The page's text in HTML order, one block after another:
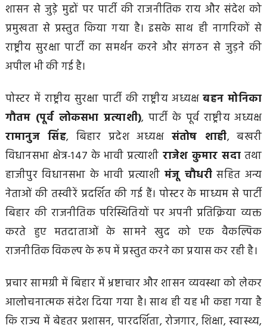
शासन से जुड़े मुद्दों पर पार्टी की राजनीतिक राय और संदेश को
प्रमुखता से प्रस्तुत किया गया है। इसके साथ ही नागरिकों से
राष्ट्रीय सुरक्षा पार्टी का समर्थन करने और संगठन से जुड़ने की
अपील भी की गई है।
पोस्टर में राष्ट्रीय सुरक्षा पार्टी की राष्ट्रीय अध्यक्षबहन मोनिका
गौतम (पूर्व लोकसभा प्रत्याशी), पार्टी के पूर्व राष्ट्रीय अध्यक्ष
रामानुज सिंह, बिहार प्रदेश अध्यक्ष संतोष शाही, बखरी
विधानसभा क्षेत्र-147 के भावी प्रत्याशी राजेश कुमार सदातथा
हाजीपुर विधानसभा के भावी प्रत्याशीमंजू चौधरीसहित अन्य
नेताओं की तस्वीरें प्रदर्शित की गई हैं। पोस्टर के माध्यम से पार्टी
बिहार की राजनीतिक परिस्थितियों पर अपनी प्रतिक्रिया व्यक्त
करते हुए मतदाताओं के सामने खुद को एक वैकल्पिक
राजनीतिक विकल्प के रूप में प्रस्तुत करने का प्रयास कर रही है।
प्रचार सामग्री में बिहार में भ्रष्टाचार और शासन व्यवस्था को लेकर
आलोचनात्मक संदेश दिया गया है। साथ ही यह भी कहा गया है
कि राज्य में बेहतर प्रशासन, पारदर्शिता, रोजगार, शिक्षा, स्वास्थ्य,